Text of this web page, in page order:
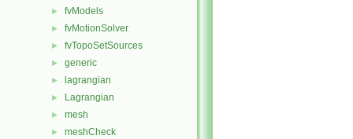
► fvModels
► fvMotionSolver
► fvTopoSetSources
► generic
► lagrangian
► Lagrangian
► mesh
► meshCheck